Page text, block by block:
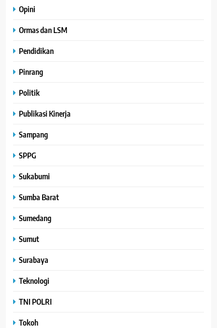
Opini
Ormas dan LSM
Pendidikan
Pinrang
Politik
Publikasi Kinerja
Sampang
SPPG
Sukabumi
Sumba Barat
Sumedang
Sumut
Surabaya
Teknologi
TNI POLRI
Tokoh